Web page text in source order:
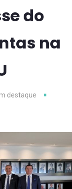
do
na
destaque